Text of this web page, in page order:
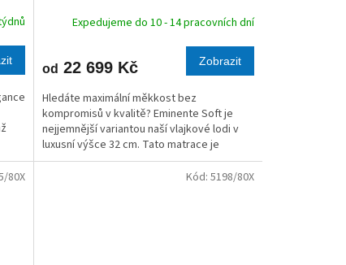
R
M
A
R
M
A
Expedujeme do 10 - 14 pracovních dní
od 22 699 Kč Zobrazit
Hledáte maximální měkkost bez
kompromisů v kvalitě? Eminente Soft je
nejjemnější variantou naší vlajkové lodi v
luxusní výšce 32 cm. Tato matrace je
stvořena pro milovníky měkkého spaní a
80X Kód: 5198/80X